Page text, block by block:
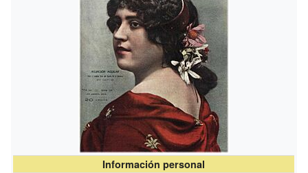
Información personal